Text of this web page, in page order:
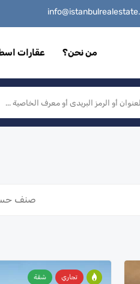
من نحن؟ عقارات
صنف
تجاري شقة